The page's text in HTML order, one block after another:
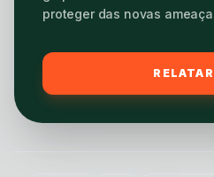
proteger das novas